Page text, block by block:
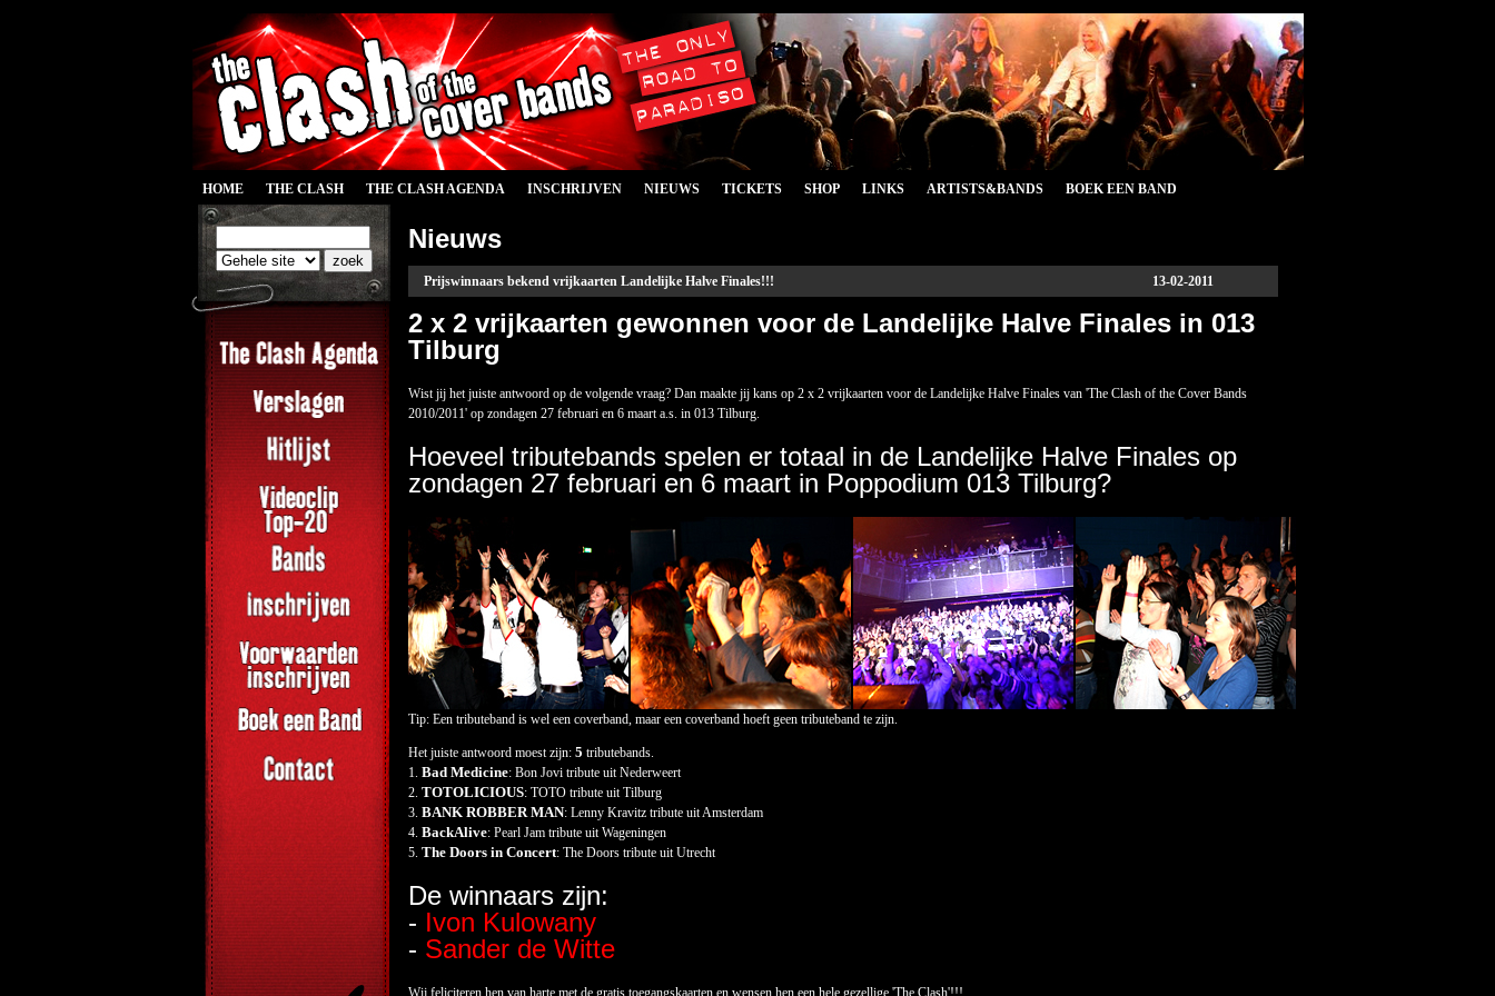
HOME THE CLASH THE CLASH AGENDA INSCHRIJVEN NIEUWS TICKETS SHOP LINKS ARTISTS&BANDS BOEK EEN BAND
Nieuws
Prijswinnaars bekend vrijkaarten Landelijke Halve Finales!!! 13-02-2011
2 x 2 vrijkaarten gewonnen voor de Landelijke Halve Finales in 013
Tilburg
Wist jij het juiste antwoord op de volgende vraag? Dan maakte jij kans op 2 x 2 vrijkaarten voor de Landelijke Halve Finales van 'The Clash of the Cover Bands
2010/2011' op zondagen 27 februari en 6 maart a.s. in 013 Tilburg.
Hoeveel tributebands spelen er totaal in de Landelijke Halve Finales op
zondagen 27 februari en 6 maart in Poppodium 013 Tilburg?
Tip: Een tributeband is wel een coverband, maar een coverband hoeft geen tributeband te zijn.
Het juiste antwoord moest zijn: 5 tributebands.
1. Bad Medicine: Bon Jovi tribute uit Nederweert
2. TOTOLICIOUS: TOTO tribute uit Tilburg
3. BANK ROBBER MAN: Lenny Kravitz tribute uit Amsterdam
4. BackAlive: Pearl Jam tribute uit Wageningen
5. The Doors in Concert: The Doors tribute uit Utrecht
De winnaars zijn:
- Ivon Kulowany
- Sander de Witte
Wij feliciteren hen van harte met de gratis toegangskaarten en wensen hen een hele gezellige 'The Clash'!!!